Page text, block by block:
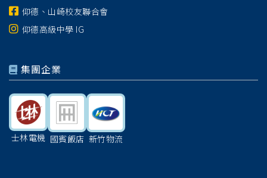
仰德、山崎校友聯合會
仰德高級中學 IG
集團企業
士林電機 國賓飯店 新竹物流